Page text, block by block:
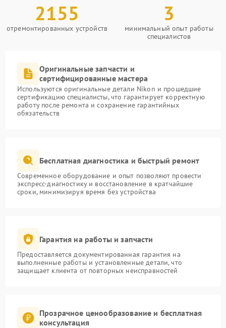
2155
отремонтированных устройств
3
минимальный опыт работы
специалистов
Оригинальные запчасти и
сертифицированные мастера
Используются оригинальные детали Nikon и прошедшие
сертификацию специалисты, что гарантирует корректную
работу после ремонта и сохранение гарантийных
обязательств
Бесплатная диагностика и быстрый ремонт
Современное оборудование и опыт позволяют провести
экспресс-диагностику и восстановление в кратчайшие
сроки, минимизируя время без устройства
Гарантия на работы и запчасти
Предоставляется документированная гарантия на
выполненные работы и установленные детали, что
защищает клиента от повторных неисправностей
Прозрачное ценообразование и бесплатная
консультация